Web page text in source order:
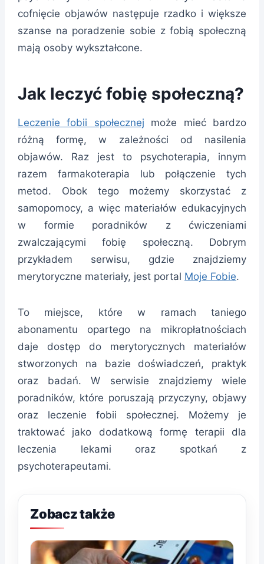
cofnięcie objawów następuje rzadko i większe
szanse na poradzenie sobie z fobią społeczną
mają osoby wykształcone.
Jak leczyć fobię społeczną?
Leczenie fobii społecznej może mieć bardzo
różną formę, w zależności od nasilenia
objawów. Raz jest to psychoterapia, innym
razem farmakoterapia lub połączenie tych
metod. Obok tego możemy skorzystać z
samopomocy, a więc materiałów edukacyjnych
w formie poradników z ćwiczeniami
zwalczającymi fobię społeczną. Dobrym
przykładem serwisu, gdzie znajdziemy
merytoryczne materiały, jest portal Moje Fobie.
To miejsce, które w ramach taniego
abonamentu opartego na mikropłatnościach
daje dostęp do merytorycznych materiałów
stworzonych na bazie doświadczeń, praktyk
oraz badań. W serwisie znajdziemy wiele
poradników, które poruszają przyczyny, objawy
oraz leczenie fobii społecznej. Możemy je
traktować jako dodatkową formę terapii dla
leczenia lekami oraz spotkań z
psychoterapeutami.
Zobacz także